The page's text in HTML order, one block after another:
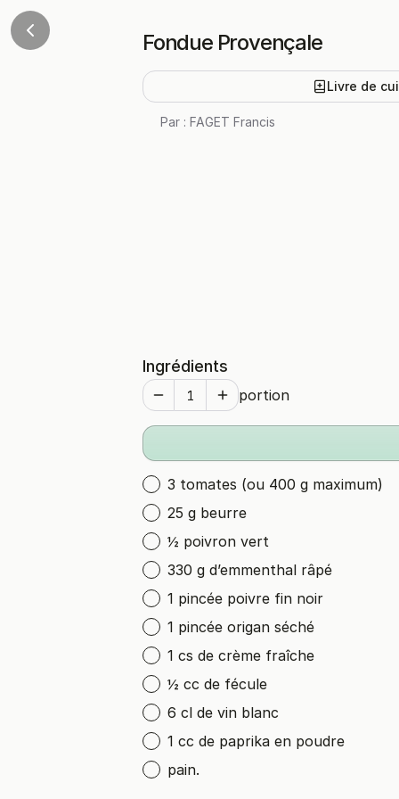
Fondue Provençale
Livre de
Par : FAGET Francis
Ingrédients
portion
3 tomates (ou 400 g maximum)
25 g beurre
½ poivron vert
330 g d’emmenthal râpé
1 pincée poivre fin noir
1 pincée origan séché
1 cs de crème fraîche
½ cc de fécule
6 cl de vin blanc
1 cc de paprika en poudre
pain.